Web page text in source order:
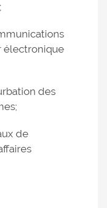
électronique
des
de